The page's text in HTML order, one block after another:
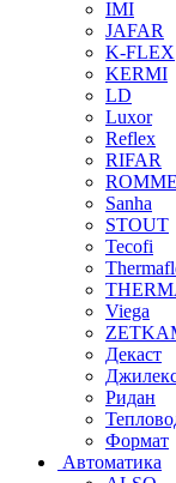
IMI
JAFAR
K-FLEX
KERMI
LD
Luxor
Reflex
RIFAR
Sanha
STOUT
Tecofi
Viega
Декаст
Ридан
Формат
Автоматика